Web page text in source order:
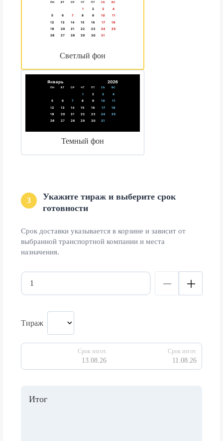
Светлый фон
Темный фон
3
Укажите тираж и выберите срок
готовности
Срок доставки указывается в корзине и зависит от
выбранной транспортной компании и места
назначения.
Тираж
Срок изгот.
13.08.26
Срок изгот.
11.08.26
Итог